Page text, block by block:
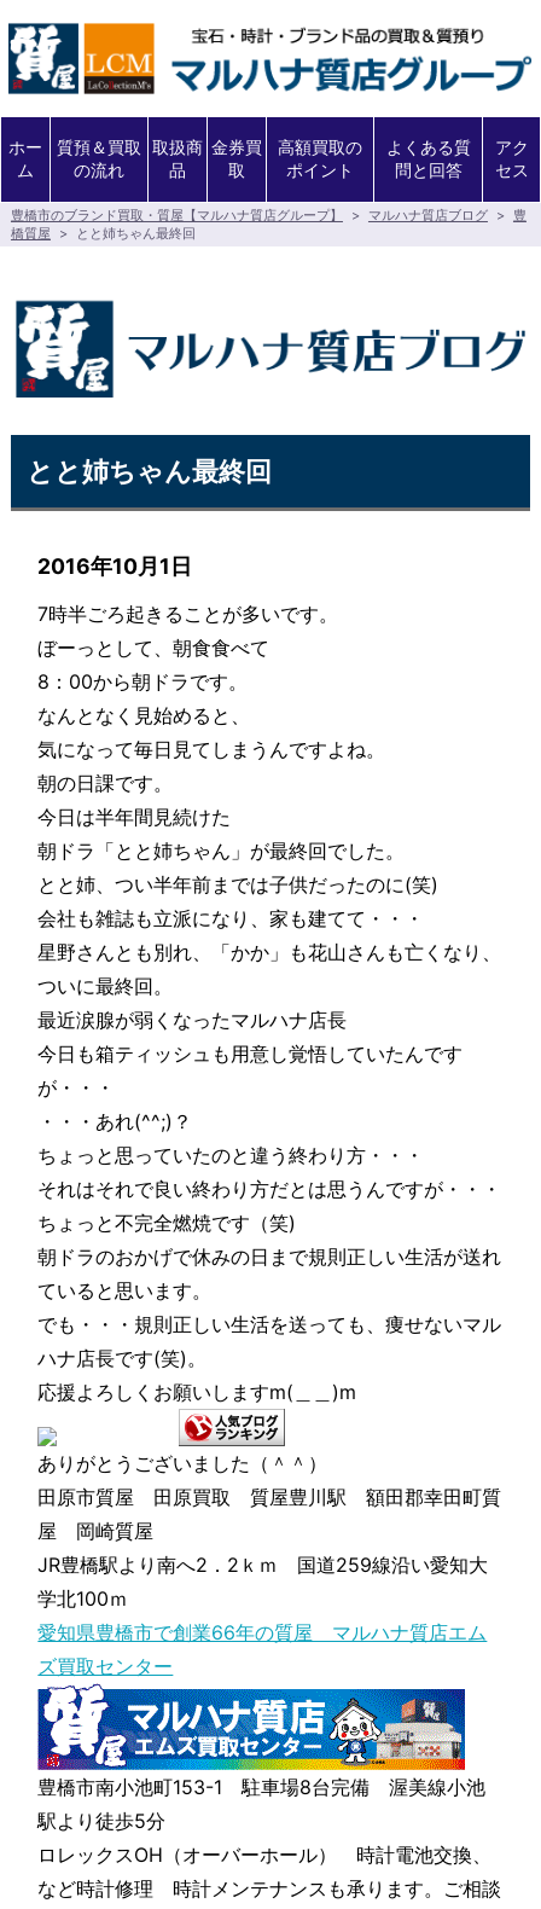
ホー
ム
質預＆買取
の流れ
取扱商
品
金券買
取
高額買取の
ポイント
よくある質
問と回答
アク
セス
豊橋市のブランド買取・質屋【マルハナ質店グループ】 > マルハナ質店ブログ >
豊
橋質屋
> とと姉ちゃん最終回
とと姉ちゃん最終回
2016年10月1日
7時半ごろ起きることが多いです。
ぼーっとして、朝食食べて
8：00から朝ドラです。
なんとなく見始めると、
気になって毎日見てしまうんですよね。
朝の日課です。
今日は半年間見続けた
朝ドラ「とと姉ちゃん」が最終回でした。
とと姉、つい半年前までは子供だったのに(笑)
会社も雑誌も立派になり、家も建てて・・・
星野さんとも別れ、「かか」も花山さんも亡くなり、
ついに最終回。
最近涙腺が弱くなったマルハナ店長
今日も箱ティッシュも用意し覚悟していたんです
が・・・
・・・あれ(^^;)？
ちょっと思っていたのと違う終わり方・・・
それはそれで良い終わり方だとは思うんですが・・・
ちょっと不完全燃焼です（笑)
朝ドラのおかげで休みの日まで規則正しい生活が送れ
ていると思います。
でも・・・規則正しい生活を送っても、痩せないマル
ハナ店長です(笑)。
応援よろしくお願いしますm(＿＿)m
ありがとうございました（＾＾）
田原市質屋 田原買取 質屋豊川駅 額田郡幸田町質
屋 岡崎質屋
JR豊橋駅より南へ2．2ｋｍ 国道259線沿い愛知大
学北100ｍ
愛知県豊橋市で創業66年の質屋 マルハナ質店エム
ズ買取センター
豊橋市南小池町153-1 駐車場8台完備 渥美線小池
駅より徒歩5分
ロレックスOH（オーバーホール） 時計電池交換、
など時計修理 時計メンテナンスも承ります。ご相談